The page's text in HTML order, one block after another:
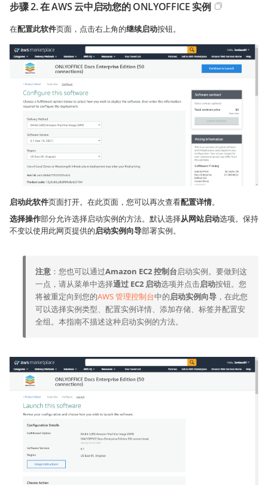
步骤 2. 在 AWS 云中启动您的 ONLYOFFICE 实例
在配置此软件页面，点击右上角的继续启动按钮。
启动此软件页面打开。在此页面，您可以再次查看配置详情。
选择操作部分允许选择启动实例的方法。默认选择从网站启动选项。保持
不变以使用此网页提供的启动实例向导部署实例。
注意 ：您也可以通过Amazon EC2 控制台启动实例。要做到这
一点，请从菜单中选择通过 EC2 启动选项并点击启动按钮。您
将被重定向到您的AWS 管理控制台中的启动实例向导 ，在此您
可以选择实例类型、配置实例详情、添加存储、标签并配置安
全组。本指南不描述这种启动实例的方法。